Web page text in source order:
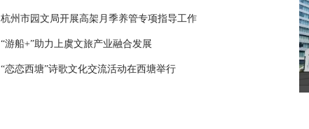
杭州市园文局开展高架月季养管专项指导工作
“游船+”助力上虞文旅产业融合发展
“恋恋西塘”诗歌文化交流活动在西塘举行